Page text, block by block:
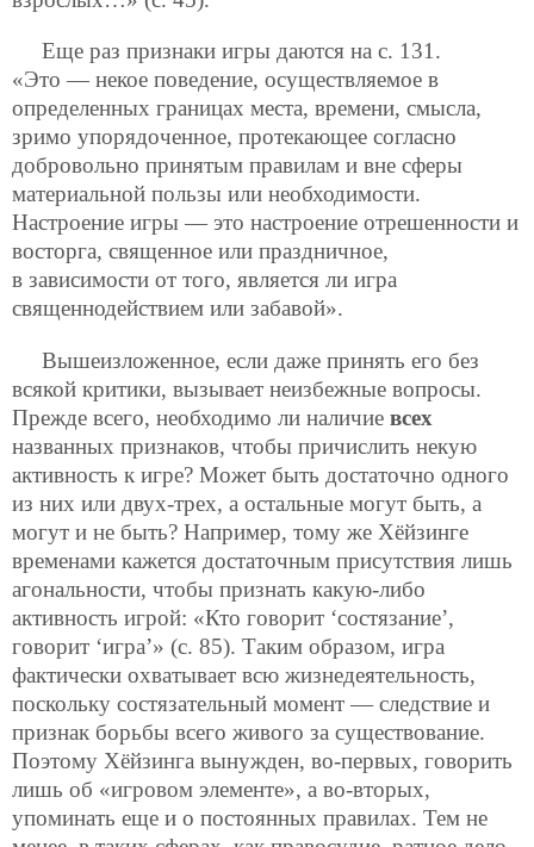
Еще раз признаки игры даются на с. 131.
«Это — некое поведение, осуществляемое в
определенных границах места, времени, смысла,
зримо упорядоченное, протекающее согласно
добровольно принятым правилам и вне сферы
материальной пользы или необходимости.
Настроение игры — это настроение отрешенности и
восторга, священное или праздничное,
в зависимости от того, является ли игра
священнодействием или забавой».
Вышеизложенное, если даже принять его без
всякой критики, вызывает неизбежные вопросы.
Прежде всего, необходимо ли наличие всех
названных признаков, чтобы причислить некую
активность к игре? Может быть достаточно одного
из них или двух-трех, а остальные могут быть, а
могут и не быть? Например, тому же Хёйзинге
временами кажется достаточным присутствия лишь
агональности, чтобы признать какую-либо
активность игрой: «Кто говорит ‘состязание’,
говорит ‘игра’» (с. 85). Таким образом, игра
фактически охватывает всю жизнедеятельность,
поскольку состязательный момент — следствие и
признак борьбы всего живого за существование.
Поэтому Хёйзинга вынужден, во-первых, говорить
лишь об «игровом элементе», а во-вторых,
упоминать еще и о постоянных правилах. Тем не